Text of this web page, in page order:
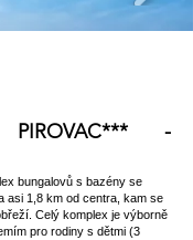
PIROVAC*** -
bungalovů s bazény se
asi 1,8 km od centra, kam se
Celý komplex je výborně
pro rodiny s dětmi (3